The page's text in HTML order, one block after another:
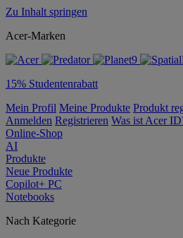
Zu Inhalt springen
Acer-Marken
15% Studentenrabatt
Mein Profil Meine Produkte Produkt
Anmelden Registrieren Was ist Acer
Online-Shop
AI
Produkte
Neue Produkte
Copilot+ PC
Notebooks
Nach Kategorie